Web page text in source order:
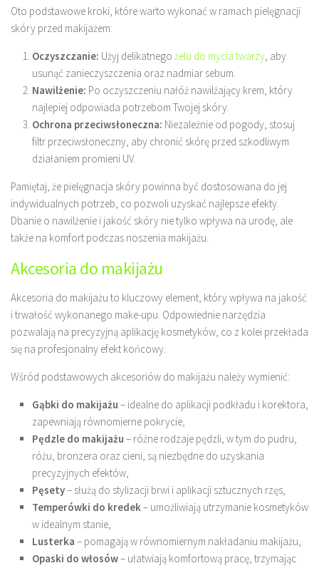
Oto podstawowe kroki, które warto wykonać w ramach pielęgnacji
skóry przed makijażem:
Oczyszczanie: Użyj delikatnego żelu do mycia twarzy, aby
usunąć zanieczyszczenia oraz nadmiar sebum.
Nawilżenie: Po oczyszczeniu nałóż nawilżający krem, który
najlepiej odpowiada potrzebom Twojej skóry.
Ochrona przeciwsłoneczna: Niezależnie od pogody, stosuj
filtr przeciwsłoneczny, aby chronić skórę przed szkodliwym
działaniem promieni UV.
Pamiętaj, że pielęgnacja skóry powinna być dostosowana do jej
indywidualnych potrzeb, co pozwoli uzyskać najlepsze efekty.
Dbanie o nawilżenie i jakość skóry nie tylko wpływa na urodę, ale
także na komfort podczas noszenia makijażu.
Akcesoria do makijażu
Akcesoria do makijażu to kluczowy element, który wpływa na jakość
i trwałość wykonanego make-upu. Odpowiednie narzędzia
pozwalają na precyzyjną aplikację kosmetyków, co z kolei przekłada
się na profesjonalny efekt końcowy.
Wśród podstawowych akcesoriów do makijażu należy wymienić:
Gąbki do makijażu – idealne do aplikacji podkładu i korektora,
zapewniają równomierne pokrycie,
Pędzle do makijażu – różne rodzaje pędzli, w tym do pudru,
różu, bronzera oraz cieni, są niezbędne do uzyskania
precyzyjnych efektów,
Pęsety– służą do stylizacji brwi i aplikacji sztucznych rzęs,
Temperówki do kredek– umożliwiają utrzymanie kosmetyków
w idealnym stanie,
Lusterka – pomagają w równomiernym nakładaniu makijażu,
Opaski do włosów– ułatwiają komfortową pracę, trzymając